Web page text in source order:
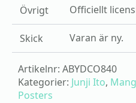
Övrigt
Officiellt
Skick Varan är ny.
Artikelnr: ABYDCO840
Kategorier: Junji Ito,
Posters